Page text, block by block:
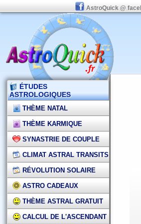
AstroQuick @
ÉTUDES
ASTROLOGIQUES
THÈME NATAL
THÈME KARMIQUE
SYNASTRIE DE COUPLE
CLIMAT ASTRAL TRANSITS
RÉVOLUTION SOLAIRE
ASTRO CADEAUX
THÈME ASTRAL GRATUIT
CALCUL DE L'ASCENDANT